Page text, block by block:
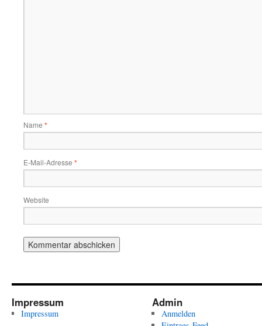
Name *
E-Mail-Adresse *
Website
Impressum
Impressum
Admin
Anmelden